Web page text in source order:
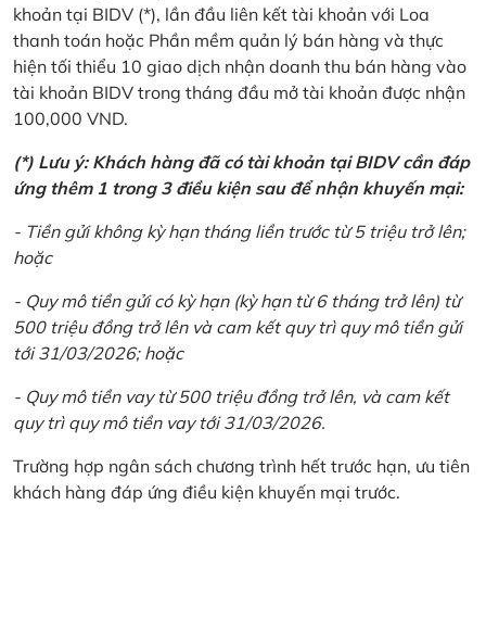
khoản tại BIDV (*), lần đầu liên kết tài khoản với Loa
thanh toán hoặc Phần mềm quản lý bán hàng và thực
hiện tối thiểu 10 giao dịch nhận doanh thu bán hàng vào
tài khoản BIDV trong tháng đầu mở tài khoản được nhận
100,000 VND.
(*) Lưu ý: Khách hàng đã có tài khoản tại BIDV cần đáp
ứng thêm 1 trong 3 điều kiện sau để nhận khuyến mại:
- Tiền gửi không kỳ hạn tháng liền trước từ 5 triệu trở lên;
hoặc
- Quy mô tiền gửi có kỳ hạn (kỳ hạn từ 6 tháng trở lên) từ
500 triệu đồng trở lên và cam kết quy trì quy mô tiền gửi
tới 31/03/2026; hoặc
- Quy mô tiền vay từ 500 triệu đồng trở lên, và cam kết
quy trì quy mô tiền vay tới 31/03/2026.
Trường hợp ngân sách chương trình hết trước hạn, ưu tiên
khách hàng đáp ứng điều kiện khuyến mại trước.